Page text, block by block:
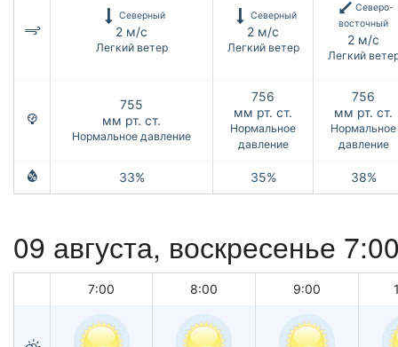
Северный
2 м/с
Легкий ветер
Северный
2 м/с
Легкий ветер
Северо-
восточный
2 м/с
Легкий
755
мм рт. ст.
Нормальное давление
756
мм рт. ст.
Нормальное
давление
756
мм рт. ст.
Нормальное
давление
33% 35% 38%
09 августа, воскресенье
7:00 8:00 9:00